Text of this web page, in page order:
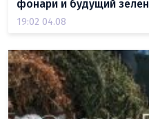
фонари и будущий
19:02 04.08